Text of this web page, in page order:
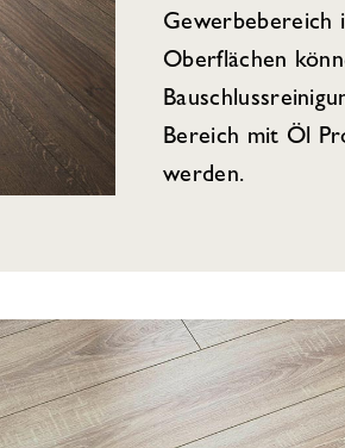
Gewerbebereich
Oberflächen
Bereich mit Öl
werden.